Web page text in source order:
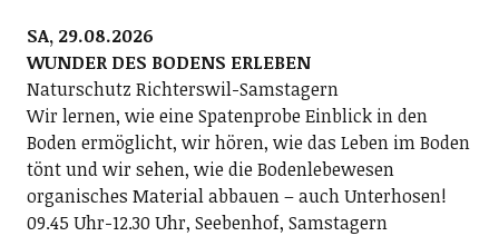
SA, 29.08.2026
WUNDER DES BODENS ERLEBEN
Naturschutz Richterswil-Samstagern
Wir lernen, wie eine Spatenprobe Einblick in den
Boden ermöglicht, wir hören, wie das Leben im Boden
tönt und wir sehen, wie die Bodenlebewesen
organisches Material abbauen – auch Unterhosen!
09.45 Uhr-12.30 Uhr, Seebenhof, Samstagern